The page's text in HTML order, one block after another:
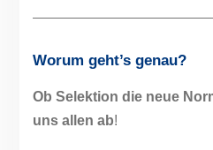
Worum geht’s genau?
Ob Selektion die neue
uns allen ab!